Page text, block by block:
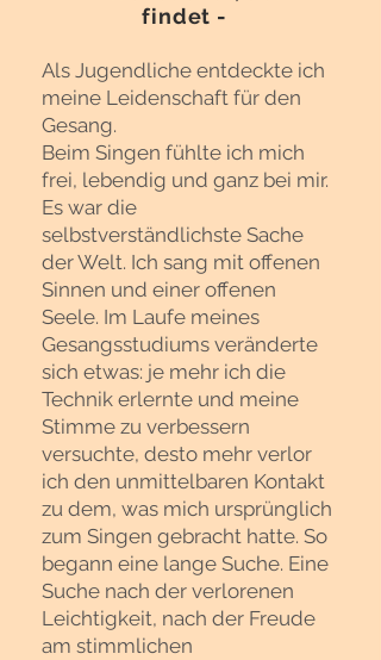
findet -
Als Jugendliche entdeckte ich
meine Leidenschaft für den
Gesang.
Beim Singen fühlte ich mich
frei, lebendig und ganz bei mir.
Es war die
selbstverständlichste Sache
der Welt. Ich sang mit offenen
Sinnen und einer offenen
Seele. Im Laufe meines
Gesangsstudiums veränderte
sich etwas: je mehr ich die
Technik erlernte und meine
Stimme zu verbessern
versuchte, desto mehr verlor
ich den unmittelbaren Kontakt
zu dem, was mich ursprünglich
zum Singen gebracht hatte. So
begann eine lange Suche. Eine
Suche nach der verlorenen
Leichtigkeit, nach der Freude
am stimmlichen